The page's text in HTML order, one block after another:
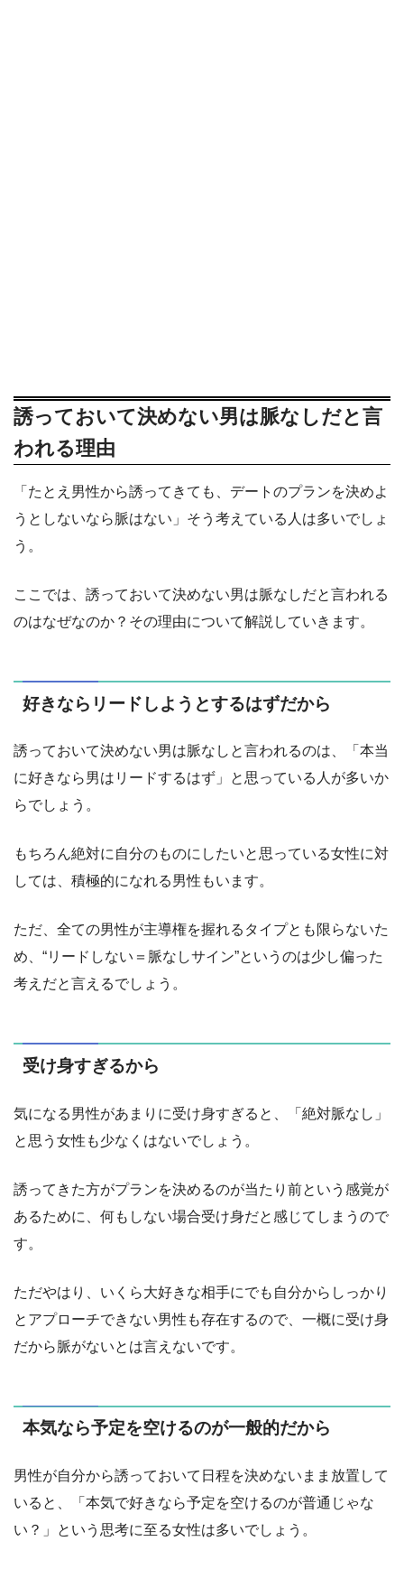
誘っておいて決めない男は脈なしだと言
われる理由
「たとえ男性から誘ってきても、デートのプランを決めよ
うとしないなら脈はない」そう考えている人は多いでしょ
う。
ここでは、誘っておいて決めない男は脈なしだと言われる
のはなぜなのか？その理由について解説していきます。
好きならリードしようとするはずだから
誘っておいて決めない男は脈なしと言われるのは、「本当
に好きなら男はリードするはず」と思っている人が多いか
らでしょう。
もちろん絶対に自分のものにしたいと思っている女性に対
しては、積極的になれる男性もいます。
ただ、全ての男性が主導権を握れるタイプとも限らないた
め、“リードしない＝脈なしサイン”というのは少し偏った
考えだと言えるでしょう。
受け身すぎるから
気になる男性があまりに受け身すぎると、「絶対脈なし」
と思う女性も少なくはないでしょう。
誘ってきた方がプランを決めるのが当たり前という感覚が
あるために、何もしない場合受け身だと感じてしまうので
す。
ただやはり、いくら大好きな相手にでも自分からしっかり
とアプローチできない男性も存在するので、一概に受け身
だから脈がないとは言えないです。
本気なら予定を空けるのが一般的だから
男性が自分から誘っておいて日程を決めないまま放置して
いると、「本気で好きなら予定を空けるのが普通じゃな
い？」という思考に至る女性は多いでしょう。